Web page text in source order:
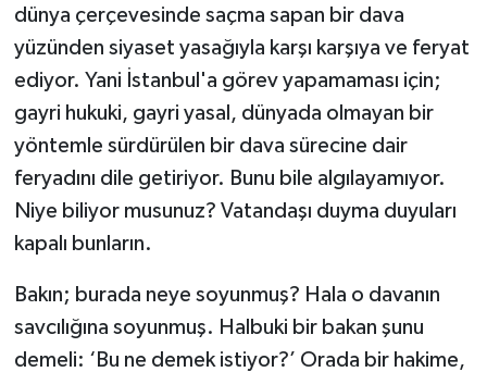
dünya çerçevesinde saçma sapan bir dava
yüzünden siyaset yasağıyla karşı karşıya ve feryat
ediyor. Yani İstanbul'a görev yapamaması için;
gayri hukuki, gayri yasal, dünyada olmayan bir
yöntemle sürdürülen bir dava sürecine dair
feryadını dile getiriyor. Bunu bile algılayamıyor.
Niye biliyor musunuz? Vatandaşı duyma duyuları
kapalı bunların.
Bakın; burada neye soyunmuş? Hala o davanın
savcılığına soyunmuş. Halbuki bir bakan şunu
demeli: ‘Bu ne demek istiyor?’ Orada bir hakime,